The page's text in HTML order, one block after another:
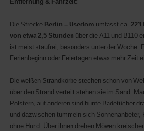
Nummer
(Avis
Worldwide
Discount)
angeben.
und
Motorroller
können
bei
Verfügbarkeit
ebenfalls
Die Strecke Berlin – Usedom umfasst ca. 223
von etwa2,5 Stunden über die A11 und B110
ist meist staufrei, besonders unter der Woche.
Ferienbeginn oder Feiertagen etwas mehr Zeit
Die weißen Strandkörbe stechen schon von
über den Strand verteilt stehen sie im Sand.
Polstern, auf anderen sind bunte Badetücher
und dazwischen tummeln sich Sonnenanbeter,
ohne Hund. Über ihnen drehen Möwen